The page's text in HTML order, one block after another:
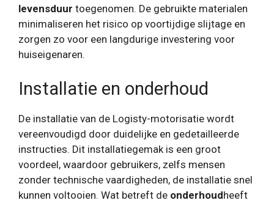
levensduur toegenomen. De gebruikte materialen
minimaliseren het risico op voortijdige slijtage en
zorgen zo voor een langdurige investering voor
huiseigenaren.
Installatie en onderhoud
De installatie van de Logisty-motorisatie wordt
vereenvoudigd door duidelijke en gedetailleerde
instructies. Dit installatiegemak is een groot
voordeel, waardoor gebruikers, zelfs mensen
zonder technische vaardigheden, de installatie snel
kunnen voltooien. Wat betreft de onderhoudheeft